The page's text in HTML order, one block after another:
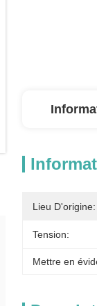
Lieu D'origine:
Tension:
Mettre en